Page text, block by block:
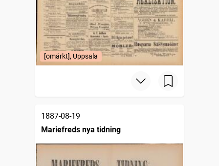
[omärkt], Uppsala
1887-08-19
Mariefreds nya tidning